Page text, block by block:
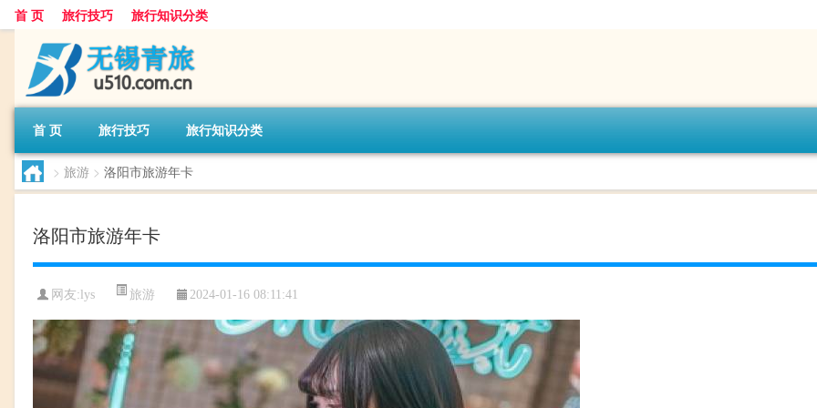
首 页 旅行技巧 旅行知识分类
首 页 旅行技巧 旅行知识分类
> 旅游 > 洛阳市旅游年卡
洛阳市旅游年卡
网友: lys 旅游 2024-01-16 08:11:41